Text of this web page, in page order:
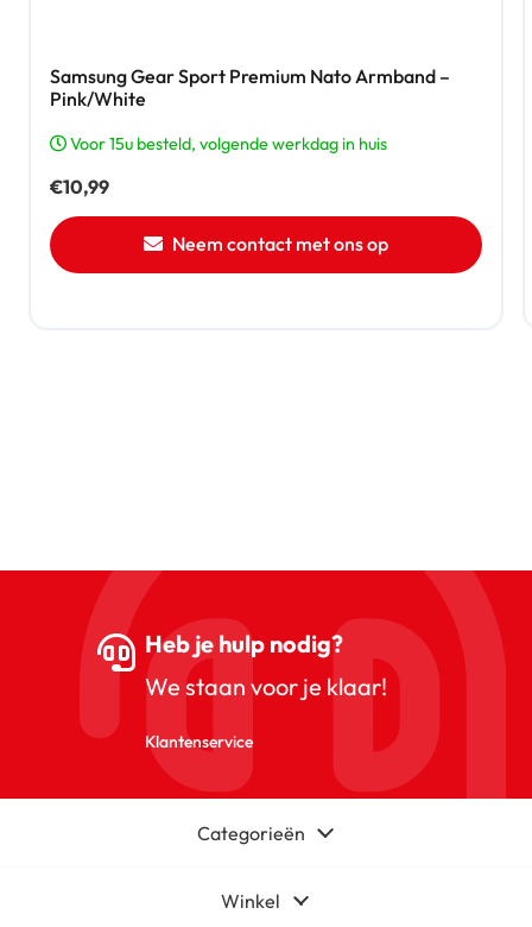
Samsung Gear Sport Premium Nato Armband –
Pink/White
Voor 15u besteld, volgende werkdag in huis
€10,99
Neem contact met ons op
Heb je hulp nodig?
We staan voor je klaar!
Klantenservice
Categorieën
Winkel